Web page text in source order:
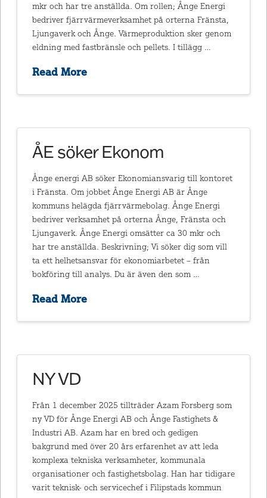
mkr och har tre anställda. Om rollen; Ånge Energi
bedriver fjärrvärmeverksamhet på orterna Fränsta,
Ljungaverk och Ånge. Värmeproduktion sker genom
eldning med fastbränsle och pellets. I tillägg …
Read More
ÅE söker Ekonom
Ånge energi AB söker Ekonomiansvarig till kontoret
i Fränsta. Om jobbet Ånge Energi AB är Ånge
kommuns helägda fjärrvärmebolag. Ånge Energi
bedriver verksamhet på orterna Ånge, Fränsta och
Ljungaverk. Ånge Energi omsätter ca 30 mkr och
har tre anställda. Beskrivning; Vi söker dig som vill
ta ett helhetsansvar för ekonomiarbetet – från
bokföring till analys. Du är även den som …
Read More
NY VD
Från 1 december 2025 tillträder Azam Forsberg som
ny VD för Ånge Energi AB och Ånge Fastighets &
Industri AB. Azam har en bred och gedigen
bakgrund med över 20 års erfarenhet av att leda
komplexa tekniska verksamheter, kommunala
organisationer och fastighetsbolag. Han har tidigare
varit teknisk- och servicechef i Filipstads kommun